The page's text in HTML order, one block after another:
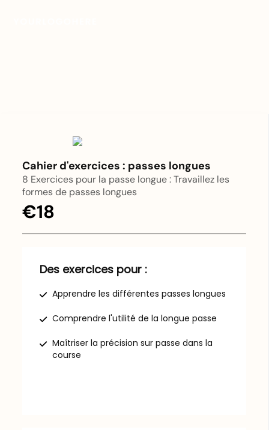
Cahier d'exercices : passes longues
8 Exercices pour la passe longue : Travaillez les
formes de passes longues
€18
Des exercices pour :
Apprendre les différentes passes longues
Comprendre l'utilité de la longue passe
Maîtriser la précision sur passe dans la
course